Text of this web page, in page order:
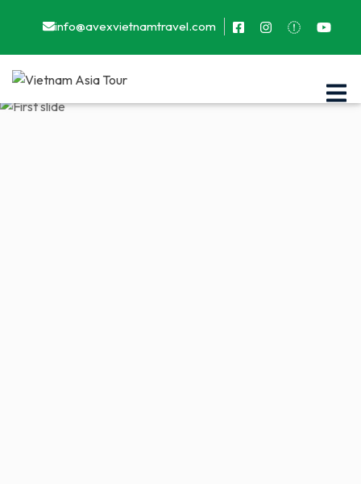
info@avexvietnamtravel.com